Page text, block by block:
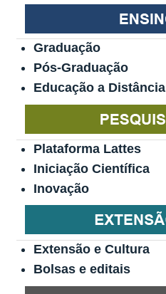
Graduação
Pós-Graduação
Educação a Distância
Plataforma Lattes
Iniciação Científica
Inovação
Extensão e Cultura
Bolsas e editais